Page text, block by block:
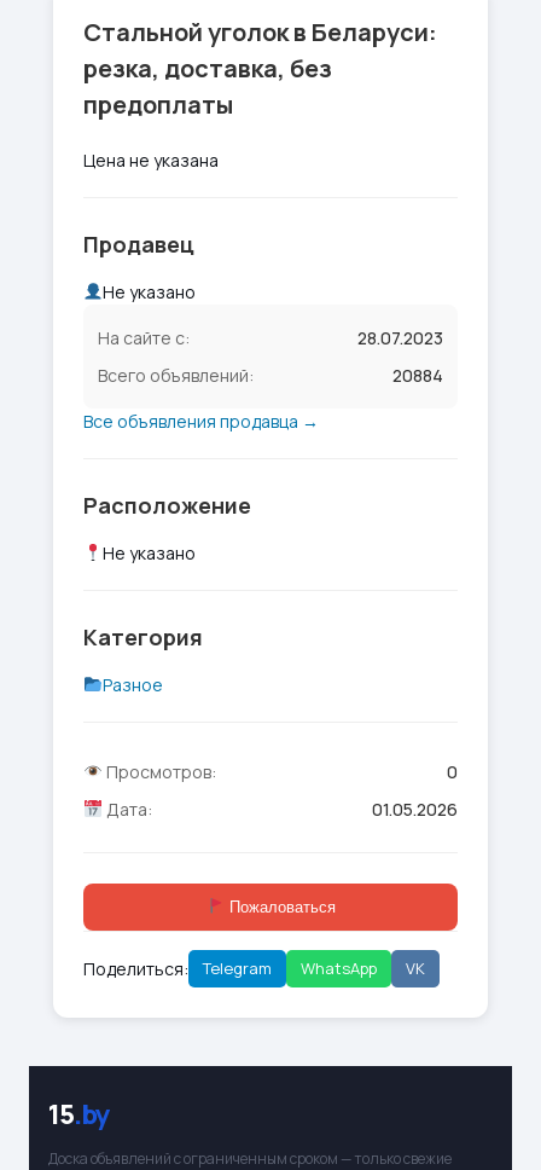
Стальной уголок в Беларуси:
резка, доставка, без
предоплаты
Цена не указана
Продавец
Не указано
На сайте с:
28.07.2023
Всего объявлений:
20884
Все объявления продавца →
Расположение
Не указано
Категория
Разное
Просмотров:
0
Дата:
01.05.2026
Пожаловаться
Поделиться: Telegram WhatsApp VK
15.by
Доска объявлений с ограниченным сроком — только свежие